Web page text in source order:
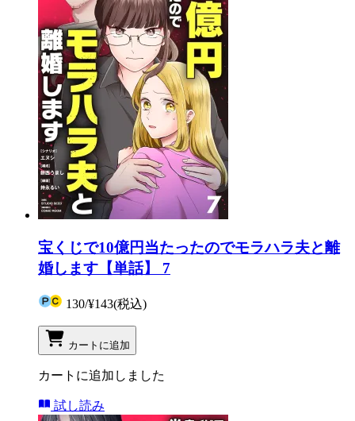
宝くじで10億円当たったのでモラハラ夫と離
婚します【単話】 7
130/¥143(税込)
カートに追加
カートに追加しました
試し読み